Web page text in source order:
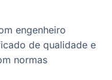
engenheiro
de qualidade e
normas